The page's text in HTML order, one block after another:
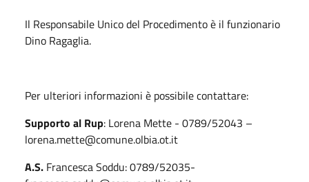
Il Responsabile Unico del Procedimento è il funzionario
Dino Ragaglia.
Per ulteriori informazioni è possibile contattare:
Supporto al Rup: Lorena Mette - 0789/52043 –
lorena.mette@comune.olbia.ot.it
A.S. Francesca Soddu: 0789/52035-